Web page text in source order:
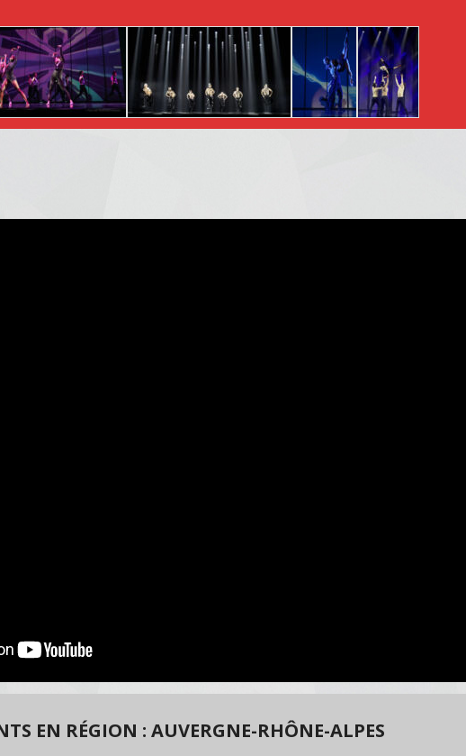
EN RÉGION : AUVERGNE-RHÔNE-ALPES